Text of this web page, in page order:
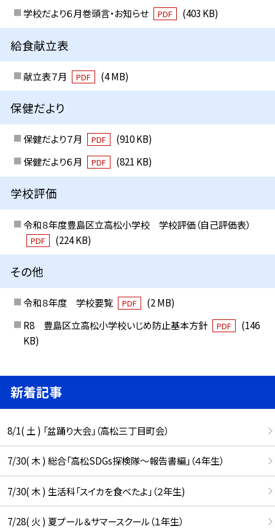
学校だより６月巻頭言・お知らせ
PDF (403 KB)
給食献立表
献立表７月 PDF (4 MB)
保健だより
保健だより７月 PDF
(910 KB)
保健だより６月
PDF (821 KB)
学校評価
令和８年度豊島区立高松小学校 学校評価（自己評価表）
PDF (224 KB)
その他
令和８年度 学校要覧 PDF
(2 MB)
R8 豊島区立高松小学校いじめ防止基本方針
PDF
(146
KB)
新着記事
8/1( 土 ) 「盆踊り大会」（高松三丁目町会）
7/30( 木 ) 総合「高松SDGs探検隊〜報告書編」（４年生）
7/30( 木 ) 生活科「スイカを食べたよ」（２年生)
7/28( 火 ) 夏プール＆サマースクール（１年生）